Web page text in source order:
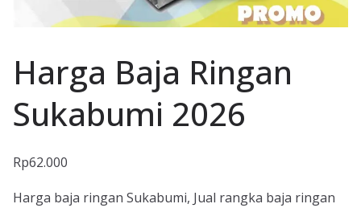
Harga Baja Ringan
Sukabumi 2026
Rp62.000
Harga baja ringan Sukabumi, Jual rangka baja ringan